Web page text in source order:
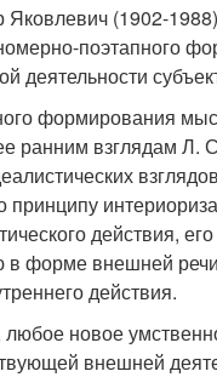
Яковлевич (1902-
поэтапного
деятельности
формирования
ранним взглядам Л.
принципу
действия,
форме внешней
действия.
любое новое
внешней